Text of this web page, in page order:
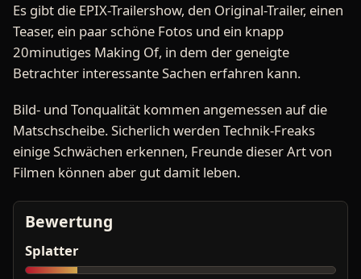
Es gibt die EPIX-Trailershow, den Original-Trailer, einen
Teaser, ein paar schöne Fotos und ein knapp
20minutiges Making Of, in dem der geneigte
Betrachter interessante Sachen erfahren kann.
Bild- und Tonqualität kommen angemessen auf die
Matschscheibe. Sicherlich werden Technik-Freaks
einige Schwächen erkennen, Freunde dieser Art von
Filmen können aber gut damit leben.
Bewertung
Splatter